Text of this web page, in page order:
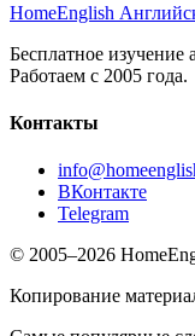
HomeEnglish
Бесплатное изучение
Работаем с 2005 года.
Контакты
ВКонтакте
Telegram
© 2005–2026
Копирование